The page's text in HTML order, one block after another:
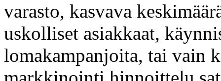
varasto, kasvava
uskolliset asiakkaat,
lomakampanjoita, tai vain